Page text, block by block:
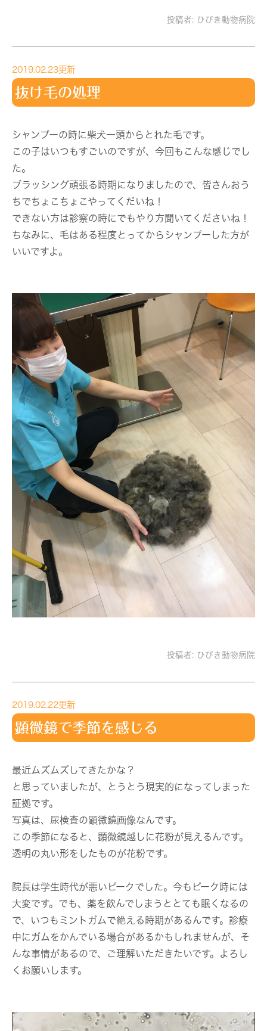
投稿者: ひびき動物病院
2019.02.23更新
抜け毛の処理
シャンプーの時に柴犬一頭からとれた毛です。
この子はいつもすごいのですが、今回もこんな感じでし
た。
ブラッシング頑張る時期になりましたので、皆さんおう
ちでちょこちょこやってくだいね！
できない方は診察の時にでもやり方聞いてくださいね！
ちなみに、毛はある程度とってからシャンプーした方が
いいですよ。
投稿者: ひびき動物病院
2019.02.22更新
顕微鏡で季節を感じる
最近ムズムズしてきたかな？
と思っていましたが、とうとう現実的になってしまった
証拠です。
写真は、尿検査の顕微鏡画像なんです。
この季節になると、顕微鏡越しに花粉が見えるんです。
透明の丸い形をしたものが花粉です。
院長は学生時代が悪いピークでした。今もピーク時には
大変です。でも、薬を飲んでしまうととても眠くなるの
で、いつもミントガムで絶える時期があるんです。診療
中にガムをかんでいる場合があるかもしれませんが、そ
んな事情があるので、ご理解いただきたいです。よろし
くお願いします。